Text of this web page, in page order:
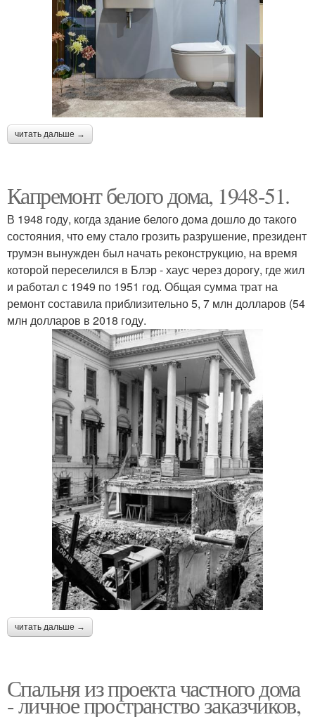
читать дальше →
Капремонт белого дома, 1948-51.
В 1948 году, когда здание белого дома дошло до такого
состояния, что ему стало грозить разрушение, президент
трумэн вынужден был начать реконструкцию, на время
которой переселился в Блэр - хаус через дорогу, где жил
и работал с 1949 по 1951 год. Общая сумма трат на
ремонт составила приблизительно 5, 7 млн долларов (54
млн долларов в 2018 году.
читать дальше →
Спальня из проекта частного дома
- личное пространство заказчиков,